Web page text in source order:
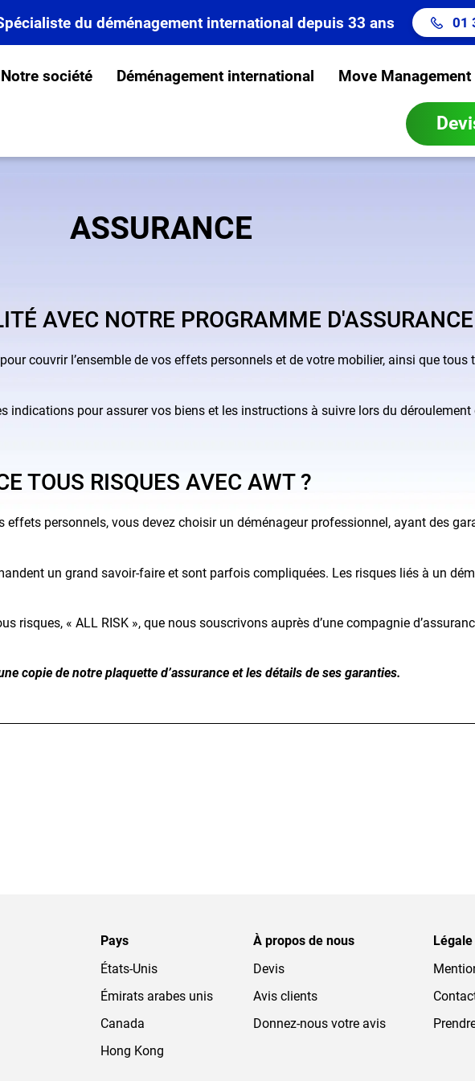
du déménagement international depuis 33 ans 01
Notre société Déménagement international Move Management
ASSURANCE
AVEC NOTRE PROGRAMME
couvrir l’ensemble de vos effets personnels et de votre mobilier, ainsi que
indications pour assurer vos biens et les instructions à suivre lors du
TOUS RISQUES AVEC AWT ?
personnels, vous devez choisir un déménageur professionnel, ayant des
un grand savoir-faire et sont parfois compliquées. Les risques liés à un
risques, « ALL RISK », que nous souscrivons auprès d’une compagnie
copie de notre plaquette d’assurance et les détails de ses garanties.
Pays
États-Unis
Émirats arabes unis
Canada
Hong Kong
À propos de nous
Devis
Avis clients
Donnez-nous votre avis
Légale